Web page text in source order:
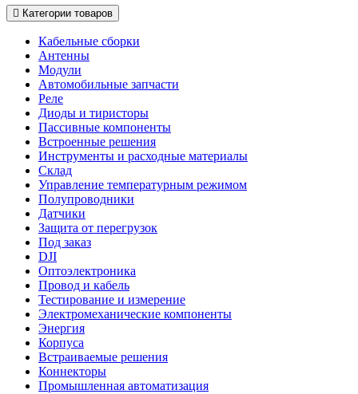
Категории товаров
Кабельные сборки
Антенны
Модули
Автомобильные запчасти
Реле
Диоды и тиристоры
Пассивные компоненты
Встроенные решения
Инструменты и расходные материалы
Склад
Управление температурным режимом
Полупроводники
Датчики
Защита от перегрузок
Под заказ
DJI
Оптоэлектроника
Провод и кабель
Тестирование и измерение
Электромеханические компоненты
Энергия
Корпуса
Встраиваемые решения
Коннекторы
Промышленная автоматизация